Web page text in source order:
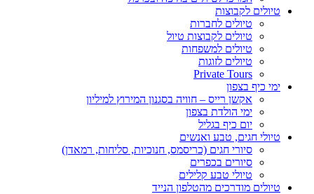
טיולים לקבוצות
טיולים לחברות
טיולים לקבוצות טיול
טיולים למשפחות
טיולים לזוגות
Private Tours
ימי כיף בצפון
אקשן רייס – חוויה בסגנון המירוץ למיליון
ימי הולדת בצפון
יום כיף בגליל
טיולי חגים, טבע ואנשים
סיורי חגים (כריסמס, חנוכיות, סליחות, רמאדן)
סיורים בכפרים
טיולי טבע קלילים
טיולים מודרכים מהטלפון הנייד